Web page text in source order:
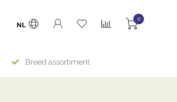
NL
0
Breed assortiment